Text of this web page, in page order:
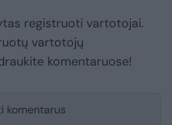
registruoti vartotojai.
vartotojų
komentaruose!
komentarus